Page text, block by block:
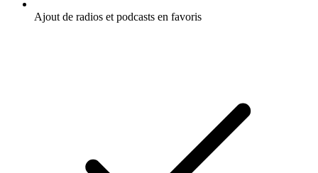
Ajout de radios et podcasts en favoris